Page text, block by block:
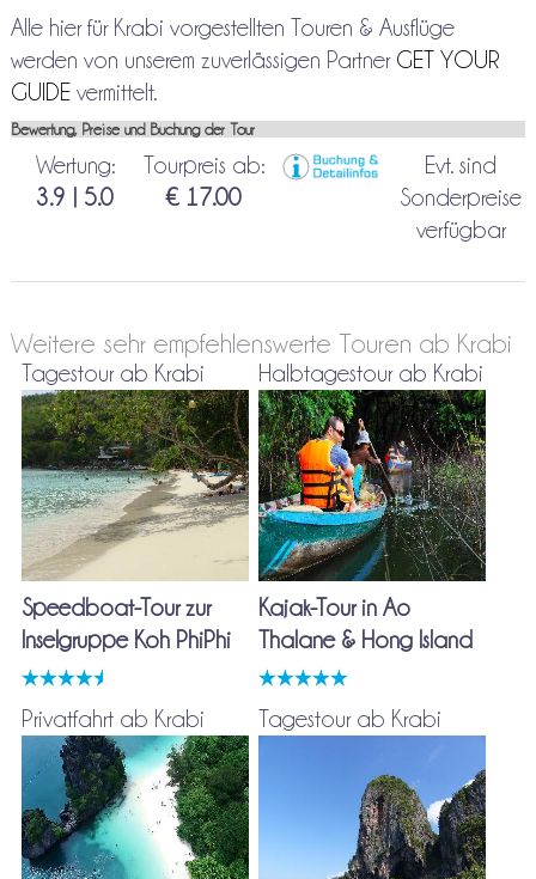
Alle hier für Krabi vorgestellten Touren & Ausflüge
werden von unserem zuverlässigen Partner GET YOUR
GUIDEvermittelt.
Bewertung, Preise und Buchung der Tour
Wertung:
3.9 | 5.0
Tourpreis ab:
€ 17.00
Evt. sind
Sonderpreise
verfügbar
Weitere sehr empfehlenswerte Touren ab Krabi
Tagestour ab Krabi
Speedboat-Tour zur
Inselgruppe Koh PhiPhi
Halbtagestour ab Krabi
Kajak-Tour in Ao
Thalane & Hong Island
Privatfahrt ab Krabi Tagestour ab Krabi